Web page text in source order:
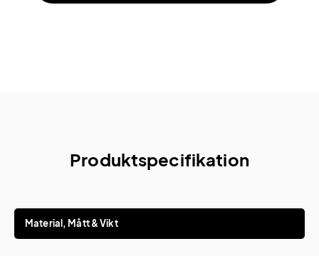
Produktspecifikation
Material, Mått & Vikt